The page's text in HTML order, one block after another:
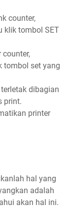
counter,
klik tombol SET
tombol set yang
dibagian
print.
printer
hal yang
adalah
akan hal ini.